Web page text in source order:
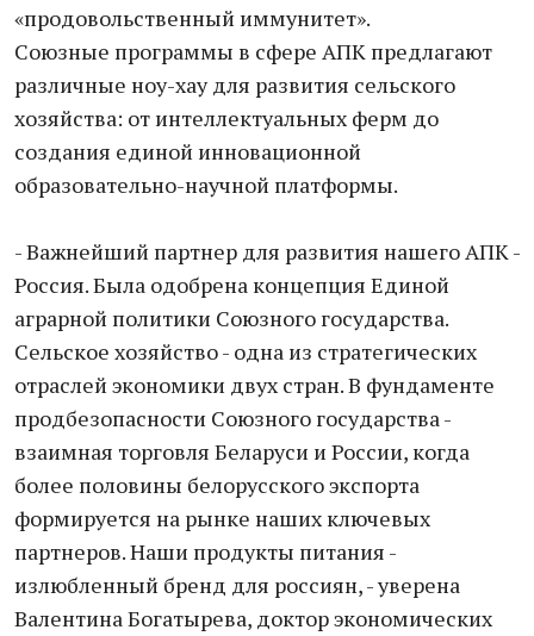
«продовольственный иммунитет».
Союзные программы в сфере АПК предлагают
различные ноу-хау для развития сельского
хозяйства: от интеллектуальных ферм до
создания единой инновационной
образовательно-научной платформы.
- Важнейший партнер для развития нашего АПК -
Россия. Была одобрена концепция Единой
аграрной политики Союзного государства.
Сельское хозяйство - одна из стратегических
отраслей экономики двух стран. В фундаменте
продбезопасности Союзного государства -
взаимная торговля Беларуси и России, когда
более половины белорусского экспорта
формируется на рынке наших ключевых
партнеров. Наши продукты питания -
излюбленный бренд для россиян, - уверена
Валентина Богатырева, доктор экономических